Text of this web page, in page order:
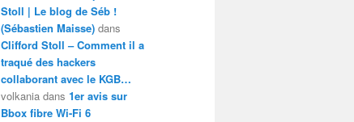
Stoll | Le blog de Séb !
(Sébastien Maisse) dans
Clifford Stoll – Comment il a
traqué des hackers
collaborant avec le KGB…
volkania dans 1er avis sur
Bbox fibre Wi-Fi 6